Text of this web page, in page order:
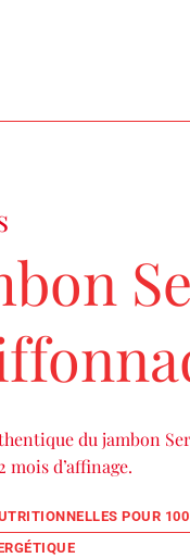
du jambon
mois d’affinage.
POUR